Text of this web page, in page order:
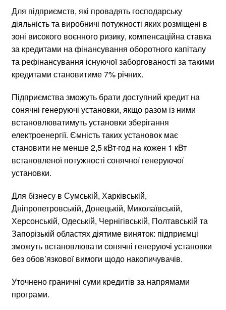
Для підприємств, які провадять господарську
діяльність та виробничі потужності яких розміщені в
зоні високого воєнного ризику, компенсаційна ставка
за кредитами на фінансування оборотного капіталу
та рефінансування існуючої заборгованості за такими
кредитами становитиме 7% річних.
Підприємства зможуть брати доступний кредит на
сонячні генеруючі установки, якщо разом із ними
встановлюватимуть установки зберігання
електроенергії. Ємність таких установок має
становити не менше 2,5 кВт·год на кожен 1 кВт
встановленої потужності сонячної генеруючої
установки.
Для бізнесу в Сумській, Харківській,
Дніпропетровській, Донецькій, Миколаївській,
Херсонській, Одеській, Чернігівській, Полтавській та
Запорізькій областях діятиме виняток: підприємці
зможуть встановлювати сонячні генеруючі установки
без обов’язкової вимоги щодо накопичувачів.
Уточнено граничні суми кредитів за напрямами
програми.